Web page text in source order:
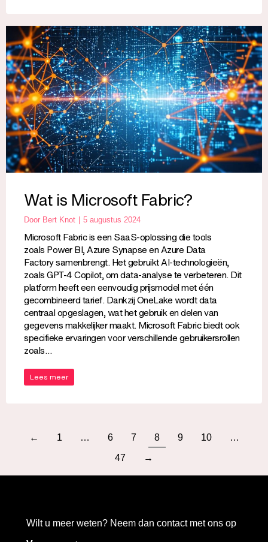
Wat is Microsoft Fabric?
Door Bert Knot 5 augustus 2024
Microsoft Fabric is een SaaS-oplossing die tools
zoals Power BI, Azure Synapse en Azure Data
Factory samenbrengt. Het gebruikt AI-technologieën,
zoals GPT-4 Copilot, om data-analyse te verbeteren. Dit
platform heeft een eenvoudig prijsmodel met één
gecombineerd tarief. Dankzij OneLake wordt data
centraal opgeslagen, wat het gebruik en delen van
gegevens makkelijker maakt. Microsoft Fabric biedt ook
specifieke ervaringen voor verschillende gebruikersrollen
zoals…
Lees meer
← 1 … 6 7 8 9 10
…
47
→
Wilt u meer weten? Neem dan contact met ons op